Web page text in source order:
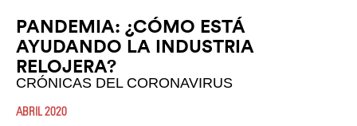
PANDEMIA: ¿CÓMO ESTÁ
AYUDANDO LA INDUSTRIA
RELOJERA?
CRÓNICAS DEL CORONAVIRUS
ABRIL 2020